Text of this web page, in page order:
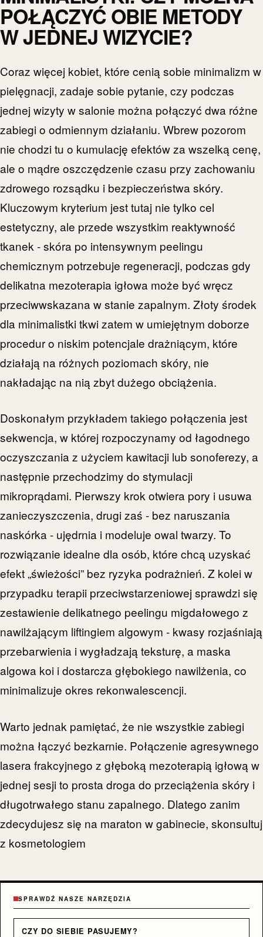
POŁĄCZYĆ OBIE METODY
W JEDNEJ WIZYCIE?
Coraz więcej kobiet, które cenią sobie minimalizm w
pielęgnacji, zadaje sobie pytanie, czy podczas
jednej wizyty w salonie można połączyć dwa różne
zabiegi o odmiennym działaniu. Wbrew pozorom
nie chodzi tu o kumulację efektów za wszelką cenę,
ale o mądre oszczędzenie czasu przy zachowaniu
zdrowego rozsądku i bezpieczeństwa skóry.
Kluczowym kryterium jest tutaj nie tylko cel
estetyczny, ale przede wszystkim reaktywność
tkanek - skóra po intensywnym peelingu
chemicznym potrzebuje regeneracji, podczas gdy
delikatna mezoterapia igłowa może być wręcz
przeciwwskazana w stanie zapalnym. Złoty środek
dla minimalistki tkwi zatem w umiejętnym doborze
procedur o niskim potencjale drażniącym, które
działają na różnych poziomach skóry, nie
nakładając na nią zbyt dużego obciążenia.
Doskonałym przykładem takiego połączenia jest
sekwencja, w której rozpoczynamy od łagodnego
oczyszczania z użyciem kawitacji lub sonoferezy, a
następnie przechodzimy do stymulacji
mikroprądami. Pierwszy krok otwiera pory i usuwa
zanieczyszczenia, drugi zaś - bez naruszania
naskórka - ujędrnia i modeluje owal twarzy. To
rozwiązanie idealne dla osób, które chcą uzyskać
efekt „świeżości” bez ryzyka podrażnień. Z kolei w
przypadku terapii przeciwstarzeniowej sprawdzi się
zestawienie delikatnego peelingu migdałowego z
nawilżającym liftingiem algowym - kwasy rozjaśniają
przebarwienia i wygładzają teksturę, a maska
algowa koi i dostarcza głębokiego nawilżenia, co
minimalizuje okres rekonwalescencji.
Warto jednak pamiętać, że nie wszystkie zabiegi
można łączyć bezkarnie. Połączenie agresywnego
lasera frakcyjnego z głęboką mezoterapią igłową w
jednej sesji to prosta droga do przeciążenia skóry i
długotrwałego stanu zapalnego. Dlatego zanim
zdecydujesz się na maraton w gabinecie, skonsultuj
z kosmetologiem
SPRAWDŹ NASZE NARZĘDZIA
CZY DO SIEBIE PASUJEMY?